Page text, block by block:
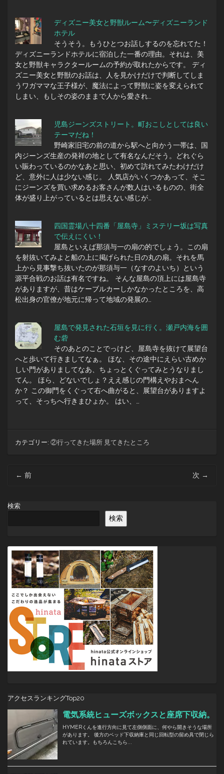
ディズニー美女と野獣ルーム〜ディズニーランド
ホテル
そうそう。もうひとつお話しするのを忘れてた！
ディズニーランドホテルに宿泊した一番の理由。それは、美
女と野獣キャラクタールームの予約が取れたからです。 ディ
ズニー美女と野獣のお話は、人を見かけだけで判断してしま
うワガママな王子様が、魔法によって野獣に姿を変えられて
しまい、もしその姿のままで人から愛され…
児島ジーンズストリート。町おこしとしては良い
テーマだね！
野崎家旧宅の前の道から駅へと向かう一帯は、国
内ジーンズ生産の発祥の地として有名なんだそう。どれぐら
い賑わっているのかなあと思い、初めて訪れてみたわけだけ
ど、意外に人は少ない感じ。 人気店がいくつかあって、そこ
にジーンズを買い求めるお客さんが数人はいるものの、街全
体が盛り上がっているとは思えない感じが…
四国霊場八十四番「屋島寺」ミステリー坂は写真
で伝えにくい！
屋島といえば那須与一の扇の的でしょう。この扇
を射抜いてみよと船の上に掲げられた日の丸の扇。それを馬
上から見事撃ち抜いたのが那須与一（なすのよいち）という
源平合戦のお話は有名ですね。 そんな屋島の頂上には屋島寺
がありますが、昔はケーブルカーしかなかったところを、高
松出身の官僚が地元に帰って地域の発展の…
屋島で発見された石垣を見に行く。瀬戸内海を囲
む砦
そのあとのことでっけど、屋島寺を抜けて展望台
へと歩いて行きましてなぁ。 ほな、その途中にえらい古めか
しい門がありましてなあ、ちょっとくぐってみとうなりまし
てん。 ほら、どないでしょ？ええ感じの門構えやおまへん
か？ この御門をくぐって右へ曲がると、展望台がありますよ
って、そっちへ行きまひょか。 はい、…
カテゴリー: ②行ってきた場所 見てきたところ
ビ
ゲ
← 前 次 →
検索
検索
アクセスランキングTop20